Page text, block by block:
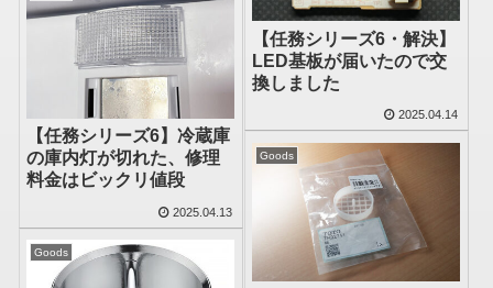
【任務シリーズ6・解決】
LED基板が届いたので交
換しました
2025.04.14
【任務シリーズ6】冷蔵庫
の庫内灯が切れた、修理
料金はビックリ値段
2025.04.13
Goods
Goods